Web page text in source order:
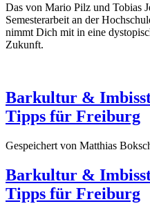
Das von Mario Pilz und Tobias
Semesterarbeit an der
nimmt Dich mit in eine
Zukunft.
Barkultur &
Tipps für Freiburg
Gespeichert von Matthias
Barkultur &
Tipps für Freiburg